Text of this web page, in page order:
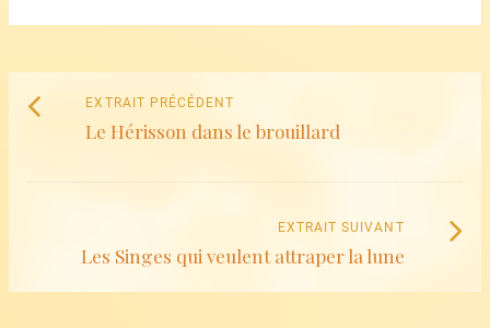
Naviguez
parmi
les
EXTRAIT PRÉCÉDENT
précédent
Le Hérisson dans le brouillard
EXTRAIT SUIVANT
Les Singes qui veulent attraper la lune
Extrait